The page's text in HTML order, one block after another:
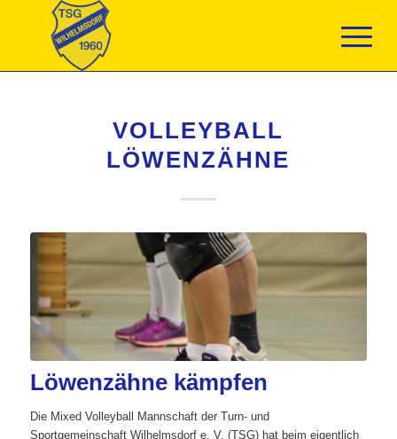
VOLLEYBALL
LÖWENZÄHNE
Löwenzähne kämpfen
Die Mixed Volleyball Mannschaft der Turn- und
Sportgemeinschaft Wilhelmsdorf e. V. (TSG) hat beim eigentlich